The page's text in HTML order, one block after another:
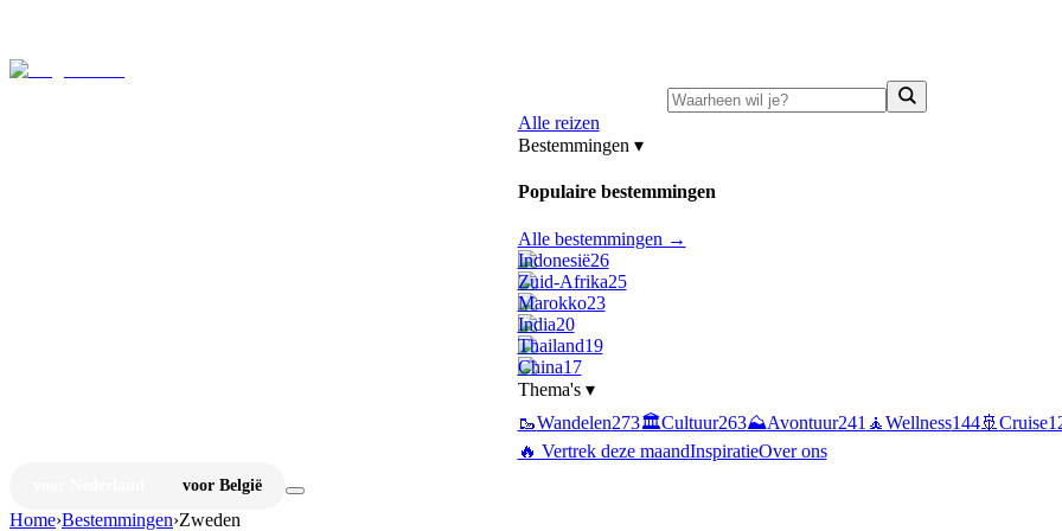
Alle reizen
Bestemmingen ▾
Populaire bestemmingen
Alle bestemmingen →
Indonesië26
Zuid-Afrika25
Marokko23
India20
Thailand19
China17
Thema's ▾
🥾Wandelen273🏛️Cultuur263⛰️Avontuur241 🧘Wellness144🚢 Cruise
🔥 Vertrek deze maandInspiratieOver ons
voor België
Home›Bestemmingen›Zweden